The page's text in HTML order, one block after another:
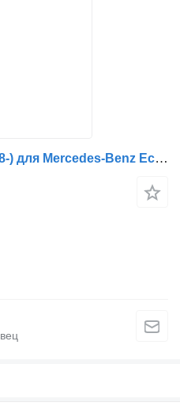
Cordiant Econic 1828 (01.98-) для Mercedes-Benz Econic (1998-2014)